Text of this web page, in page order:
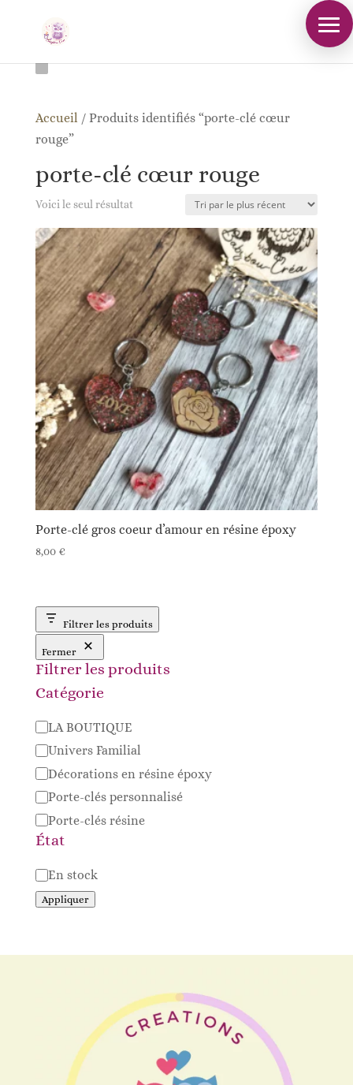
Accueil / Produits identifiés “porte-clé cœur
rouge”
porte-clé cœur rouge
Voici le seul résultat
Porte-clé gros coeur d’amour en résine époxy
8,00 €
Filtrer les produits
Fermer
Filtrer les produits
Catégorie
Catégorie
LA BOUTIQUE
Univers Familial
Décorations en résine époxy
Porte-clés personnalisé
Porte-clés résine
État
Disponibilité
En stock
Appliquer